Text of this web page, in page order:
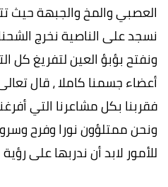
العصبي والمخ والجبهة حيث
نسجد على الناصية نخرج
ونفتح بؤبؤ العين لتفريغ
أعضاء جسمنا كاملا ، قال
فقربنا بكل مشاعرنا التي
ونحن ممتلؤون نورا وفرح
للأمور لابد أن ندربها على